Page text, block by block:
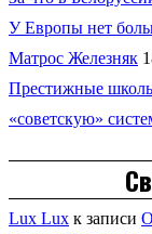
У Европы нет
Матрос Железняк
Престижные
«советскую»
Lux Lux к записи